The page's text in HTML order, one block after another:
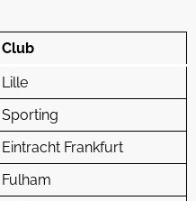
Club
Lille
Sporting
Eintracht Frankfurt
Fulham